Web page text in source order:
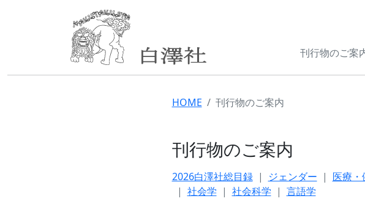
刊行物のご案
HOME 刊行物のご案内
刊行物のご案内
2026白澤社総目録 ジェンダー 医療・
社会学
社会科学 言語学